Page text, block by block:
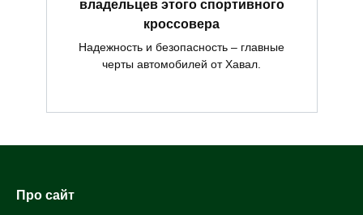
владельцев этого спортивного
кроссовера
Надежность и безопасность – главные
черты автомобилей от Хавал.
Про сайт